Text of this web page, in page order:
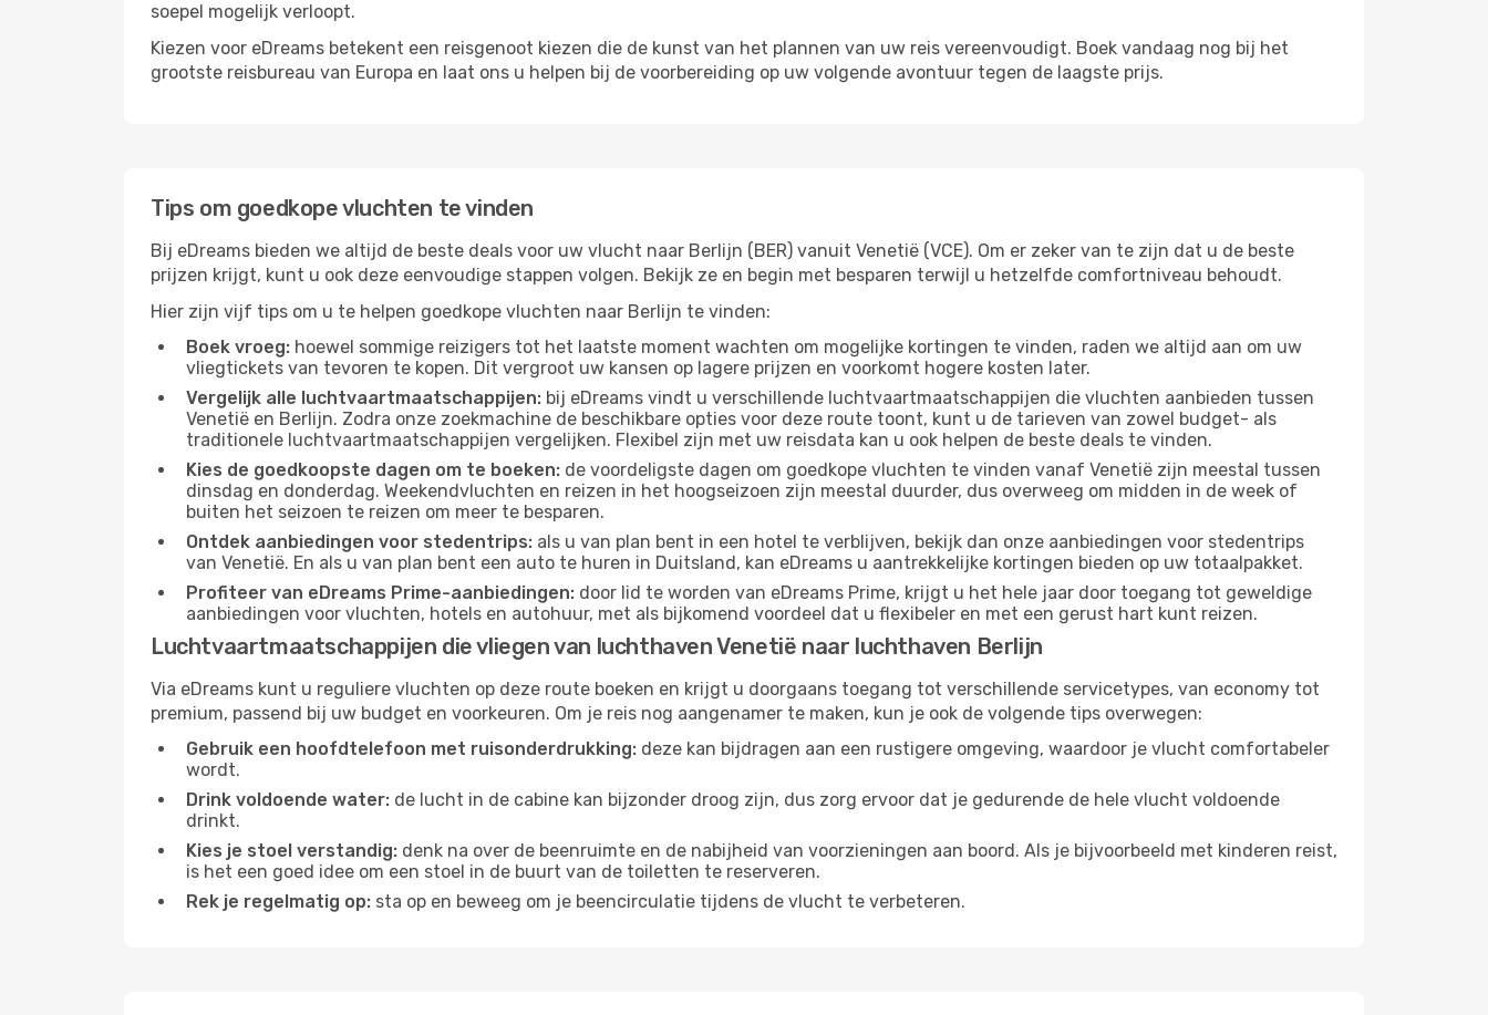
soepel mogelijk verloopt.
Kiezen voor eDreams betekent een reisgenoot kiezen die de kunst van het plannen van uw reis vereenvoudigt. Boek vandaag nog bij het
grootste reisbureau van Europa en laat ons u helpen bij de voorbereiding op uw volgende avontuur tegen de laagste prijs.
Tips om goedkope vluchten te vinden
Bij eDreams bieden we altijd de beste deals voor uw vlucht naar Berlijn (BER) vanuit Venetië (VCE). Om er zeker van te zijn dat u de beste
prijzen krijgt, kunt u ook deze eenvoudige stappen volgen. Bekijk ze en begin met besparen terwijl u hetzelfde comfortniveau behoudt.
Hier zijn vijf tips om u te helpen goedkope vluchten naar Berlijn te vinden:
Boek vroeg: hoewel sommige reizigers tot het laatste moment wachten om mogelijke kortingen te vinden, raden we altijd aan om uw
vliegtickets van tevoren te kopen. Dit vergroot uw kansen op lagere prijzen en voorkomt hogere kosten later.
Vergelijk alle luchtvaartmaatschappijen: bij eDreams vindt u verschillende luchtvaartmaatschappijen die vluchten aanbieden tussen
Venetië en Berlijn. Zodra onze zoekmachine de beschikbare opties voor deze route toont, kunt u de tarieven van zowel budget- als
traditionele luchtvaartmaatschappijen vergelijken. Flexibel zijn met uw reisdata kan u ook helpen de beste deals te vinden.
Kies de goedkoopste dagen om te boeken: de voordeligste dagen om goedkope vluchten te vinden vanaf Venetië zijn meestal tussen
dinsdag en donderdag. Weekendvluchten en reizen in het hoogseizoen zijn meestal duurder, dus overweeg om midden in de week of
buiten het seizoen te reizen om meer te besparen.
Ontdek aanbiedingen voor stedentrips: als u van plan bent in een hotel te verblijven, bekijk dan onze aanbiedingen voor stedentrips
van Venetië. En als u van plan bent een auto te huren in Duitsland, kan eDreams u aantrekkelijke kortingen bieden op uw totaalpakket.
Profiteer van eDreams Prime-aanbiedingen: door lid te worden van eDreams Prime, krijgt u het hele jaar door toegang tot geweldige
aanbiedingen voor vluchten, hotels en autohuur, met als bijkomend voordeel dat u flexibeler en met een gerust hart kunt reizen.
Luchtvaartmaatschappijen die vliegen van luchthaven Venetië naar luchthaven Berlijn
Via eDreams kunt u reguliere vluchten op deze route boeken en krijgt u doorgaans toegang tot verschillende servicetypes, van economy tot
premium, passend bij uw budget en voorkeuren. Om je reis nog aangenamer te maken, kun je ook de volgende tips overwegen:
Gebruik een hoofdtelefoon met ruisonderdrukking: deze kan bijdragen aan een rustigere omgeving, waardoor je vlucht comfortabeler
wordt.
Drink voldoende water: de lucht in de cabine kan bijzonder droog zijn, dus zorg ervoor dat je gedurende de hele vlucht voldoende
drinkt.
Kies je stoel verstandig: denk na over de beenruimte en de nabijheid van voorzieningen aan boord. Als je bijvoorbeeld met kinderen reist,
is het een goed idee om een ​​stoel in de buurt van de toiletten te reserveren.
Rek je regelmatig op: sta op en beweeg om je beencirculatie tijdens de vlucht te verbeteren.